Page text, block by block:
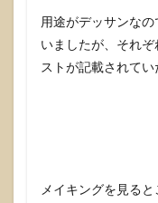
用途がデッサンな
いましたが、それ
ストが記載されてい
メイキングを見る